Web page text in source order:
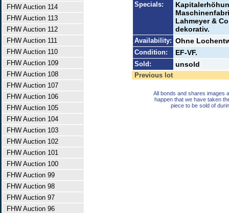
FHW Auction 114
FHW Auction 113
FHW Auction 112
FHW Auction 111
FHW Auction 110
FHW Auction 109
FHW Auction 108
FHW Auction 107
FHW Auction 106
FHW Auction 105
FHW Auction 104
FHW Auction 103
FHW Auction 102
FHW Auction 101
FHW Auction 100
FHW Auction 99
FHW Auction 98
FHW Auction 97
FHW Auction 96
Specials:
Lahmeyer &
dekorativ.
Availability: Ohne
Condition: EF-VF.
Sold: unsold
Previous lot
All bonds and shares images
happen that we have taken
piece to be sold of